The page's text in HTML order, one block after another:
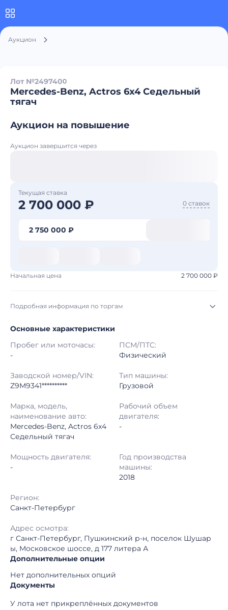
Аукцион
Лот №2497400
Mercedes-Benz, Actros 6x4 Седельный
тягач
Аукцион на повышение
Аукцион завершится через
Текущая ставка
2 700 000 ₽ 0 ставок
2 750 000 ₽
Начальная цена 2 700 000 ₽
Подробная информация по торгам
Начало торгов: 05.08.2026, 23:28 МСК
13.08.2026, 00:28 МСК
Тип аукциона: Открытые торги
Шаг торгов: 50 000 ₽
Кол-во ставок:
Регион: Санкт-Петербург
Основные характеристики
Пробег или моточасы:
-
ПСМ/ПТС:
Физический
Заводской номер/VIN:
Z9M9341**********
Тип машины:
Грузовой
Марка, модель,
наименование авто:
Mercedes-Benz, Actros 6x4
Седельный тягач
Рабочий объем
двигателя:
-
Мощность двигателя:
-
Год производства
машины:
2018
Регион:
Санкт-Петербург
Адрес осмотра:
г Санкт-Петербург, Пушкинский р-н, поселок Шушар
ы, Московское шоссе, д 177 литера А
Дополнительные опции
Нет дополнительных опций
Документы
У лота нет прикреплённых документов